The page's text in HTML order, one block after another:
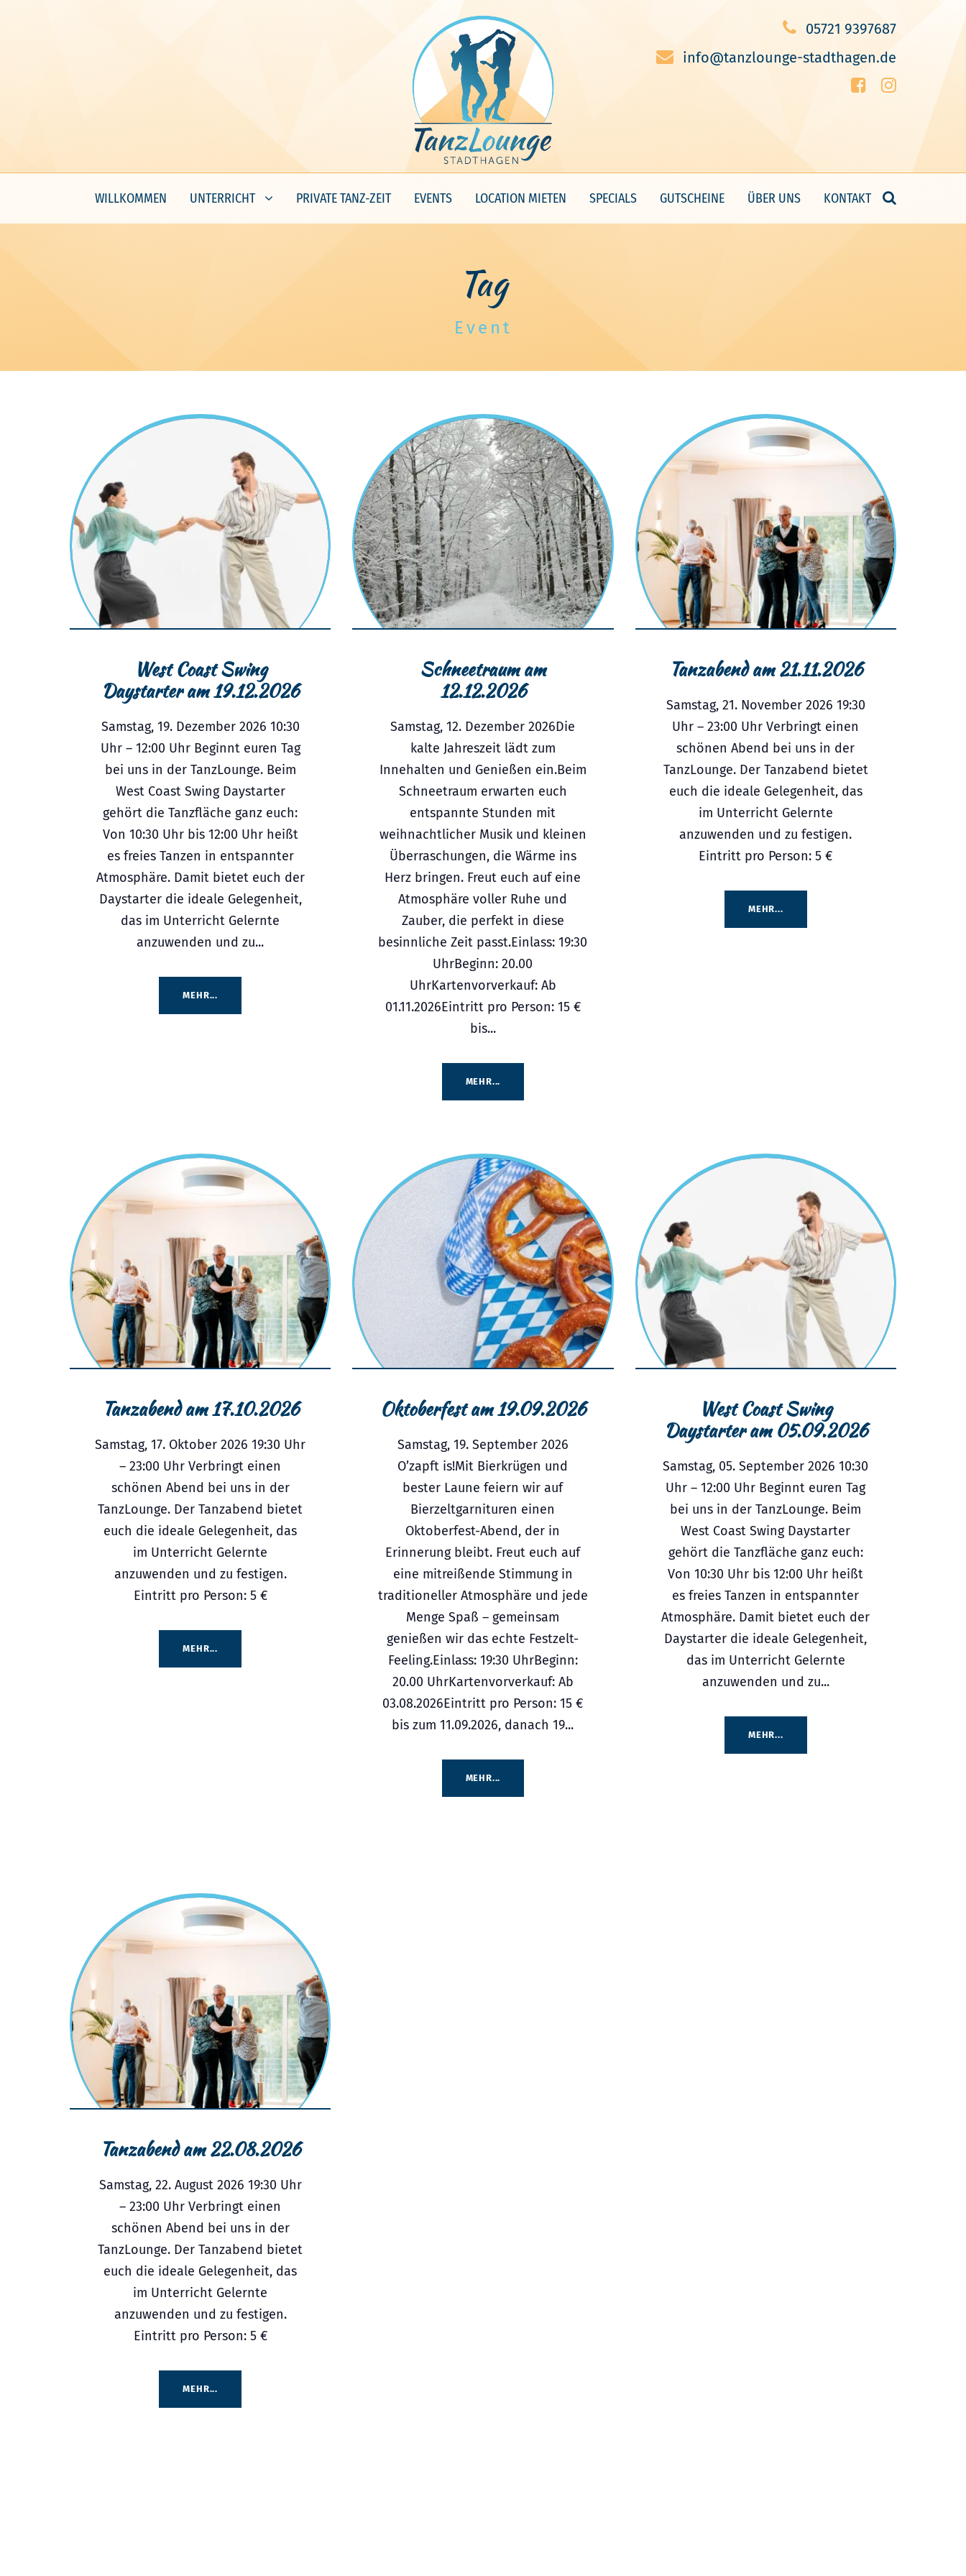
05721 9397687
info@tanzlounge-stadthagen.de
WILLKOMMEN UNTERRICHT PRIVATE TANZ-ZEIT EVENTS LOCATION MIETEN SPECIALS GUTSCHEINE ÜBER UNS KONTAKT
Tag
Event
West Coast Swing
Daystarter am 19.12.2026
Samstag, 19. Dezember 2026 10:30
Uhr – 12:00 Uhr Beginnt euren Tag
bei uns in der TanzLounge. Beim
West Coast Swing Daystarter
gehört die Tanzfläche ganz euch:
Von 10:30 Uhr bis 12:00 Uhr heißt
es freies Tanzen in entspannter
Atmosphäre. Damit bietet euch der
Daystarter die ideale Gelegenheit,
das im Unterricht Gelernte
anzuwenden und zu...
MEHR...
Schneetraum am
12.12.2026
Samstag, 12. Dezember 2026Die
kalte Jahreszeit lädt zum
Innehalten und Genießen ein.Beim
Schneetraum erwarten euch
entspannte Stunden mit
weihnachtlicher Musik und kleinen
Überraschungen, die Wärme ins
Herz bringen. Freut euch auf eine
Atmosphäre voller Ruhe und
Zauber, die perfekt in diese
besinnliche Zeit passt.Einlass: 19:30
UhrBeginn: 20.00
UhrKartenvorverkauf: Ab
01.11.2026Eintritt pro Person: 15 €
bis...
MEHR...
Tanzabend am 21.11.2026
Samstag, 21. November 2026 19:30
Uhr – 23:00 Uhr Verbringt einen
schönen Abend bei uns in der
TanzLounge. Der Tanzabend bietet
euch die ideale Gelegenheit, das
im Unterricht Gelernte
anzuwenden und zu festigen.
Eintritt pro Person: 5 €
MEHR...
Tanzabend am 17.10.2026
Samstag, 17. Oktober 2026 19:30 Uhr
– 23:00 Uhr Verbringt einen
schönen Abend bei uns in der
TanzLounge. Der Tanzabend bietet
euch die ideale Gelegenheit, das
im Unterricht Gelernte
anzuwenden und zu festigen.
Eintritt pro Person: 5 €
MEHR...
Oktoberfest am 19.09.2026
Samstag, 19. September 2026
O’zapft is!Mit Bierkrügen und
bester Laune feiern wir auf
Bierzeltgarnituren einen
Oktoberfest-Abend, der in
Erinnerung bleibt. Freut euch auf
eine mitreißende Stimmung in
traditioneller Atmosphäre und jede
Menge Spaß – gemeinsam
genießen wir das echte Festzelt-
Feeling.Einlass: 19:30 UhrBeginn:
20.00 UhrKartenvorverkauf: Ab
03.08.2026Eintritt pro Person: 15 €
bis zum 11.09.2026, danach 19...
MEHR...
West Coast Swing
Daystarter am 05.09.2026
Samstag, 05. September 2026 10:30
Uhr – 12:00 Uhr Beginnt euren Tag
bei uns in der TanzLounge. Beim
West Coast Swing Daystarter
gehört die Tanzfläche ganz euch:
Von 10:30 Uhr bis 12:00 Uhr heißt
es freies Tanzen in entspannter
Atmosphäre. Damit bietet euch der
Daystarter die ideale Gelegenheit,
das im Unterricht Gelernte
anzuwenden und zu...
MEHR...
Tanzabend am 22.08.2026
Samstag, 22. August 2026 19:30 Uhr
– 23:00 Uhr Verbringt einen
schönen Abend bei uns in der
TanzLounge. Der Tanzabend bietet
euch die ideale Gelegenheit, das
im Unterricht Gelernte
anzuwenden und zu festigen.
Eintritt pro Person: 5 €
MEHR...